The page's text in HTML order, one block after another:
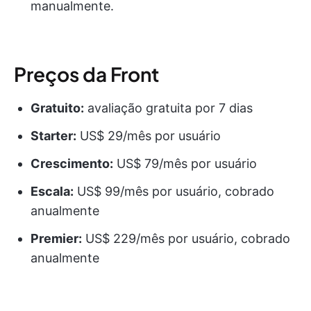
manualmente.
Preços da Front
Gratuito: avaliação gratuita por 7 dias
Starter: US$ 29/mês por usuário
Crescimento: US$ 79/mês por usuário
Escala: US$ 99/mês por usuário, cobrado
anualmente
Premier: US$ 229/mês por usuário, cobrado
anualmente